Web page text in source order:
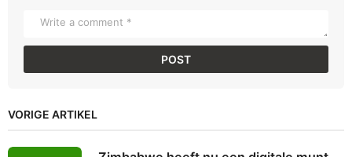
VORIGE ARTIKEL